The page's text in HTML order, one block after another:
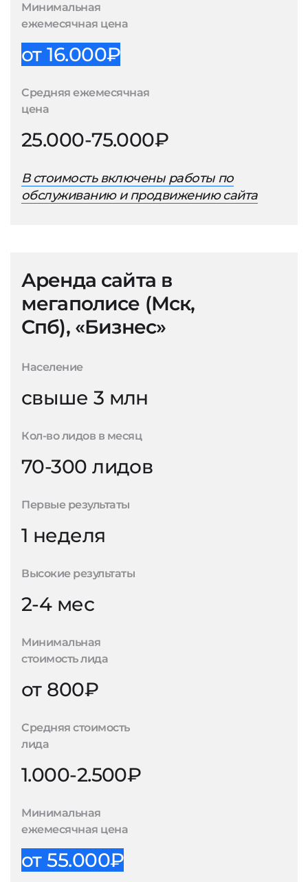
Минимальная
ежемесячная цена
от 16.000₽
Средняя ежемесячная
цена
25.000-75.000₽
В стоимость включены работы по
обслуживанию и продвижению сайта
Аренда сайта в
мегаполисе (Мск,
Спб), «Бизнес»
Население
свыше 3 млн
Кол-во лидов в месяц
70-300 лидов
Первые результаты
1 неделя
Высокие результаты
2-4 мес
Минимальная
стоимость лида
от 800₽
Средняя стоимость
лида
1.000-2.500₽
Минимальная
ежемесячная цена
от 55.000₽